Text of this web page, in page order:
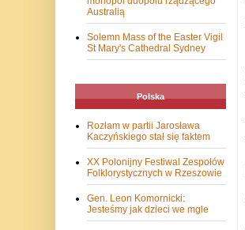
Australią
Solemn Mass of the Easter Vigil
St Mary's Cathedral Sydney
Polska
Rozłam w partii Jarosława
Kaczyńskiego stał się faktem
XX Polonijny Festiwal Zespołów
Folklorystycznych w Rzeszowie
Gen. Leon Komornicki:
Jesteśmy jak dzieci we mgle